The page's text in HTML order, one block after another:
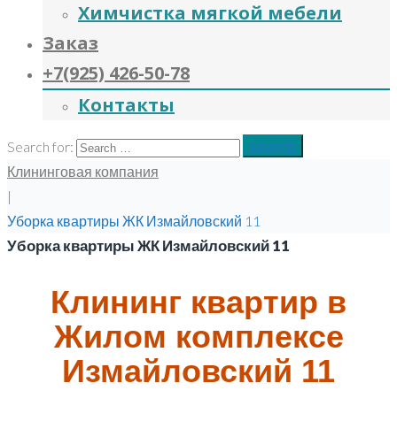
Химчистка мягкой мебели
Заказ
+7(925) 426-50-78
Контакты
Search for: search
Клининговая компания
|
Уборка квартиры ЖК Измайловский 11
Уборка квартиры ЖК Измайловский 11
Клининг квартир в
Жилом комплексе
Измайловский 11